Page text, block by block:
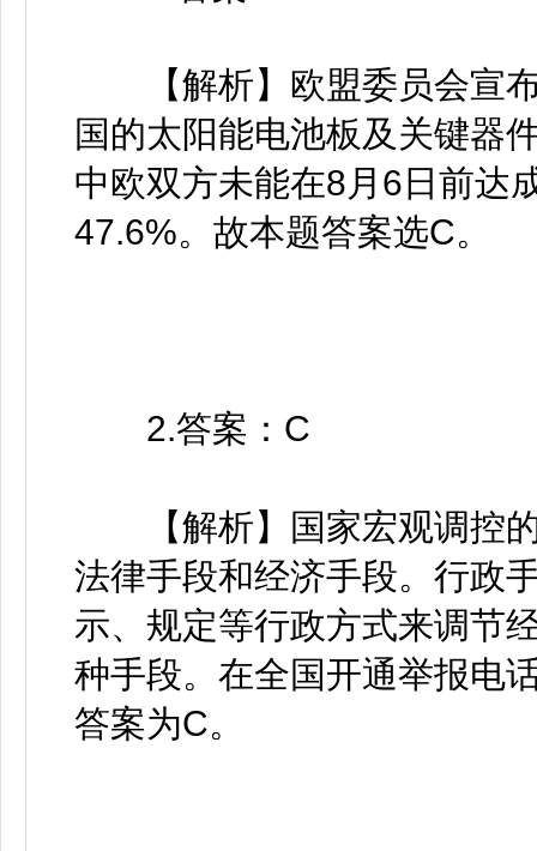
【解析】欧盟委员会宣布
国的太阳能电池板及关键器
中欧双方未能在8月6日前达
47.6%。故本题答案选C。
2.答案：C
【解析】国家宏观调控的
法律手段和经济手段。行政
示、规定等行政方式来调节
种手段。在全国开通举报电
答案为C。